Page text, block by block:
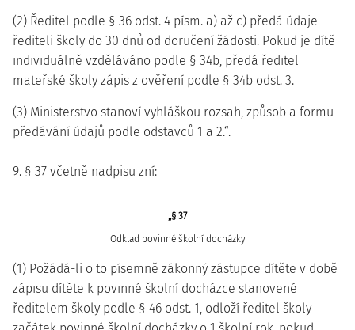
(2) Ředitel podle § 36 odst. 4 písm. a) až c) předá údaje
řediteli školy do 30 dnů od doručení žádosti. Pokud je dítě
individuálně vzděláváno podle § 34b, předá ředitel
mateřské školy zápis z ověření podle § 34b odst. 3.
(3) Ministerstvo stanoví vyhláškou rozsah, způsob a formu
předávání údajů podle odstavců 1 a 2.“.
9. § 37 včetně nadpisu zní:
„§ 37
Odklad povinné školní docházky
(1) Požádá-li o to písemně zákonný zástupce dítěte v době
zápisu dítěte k povinné školní docházce stanovené
ředitelem školy podle § 46 odst. 1, odloží ředitel školy